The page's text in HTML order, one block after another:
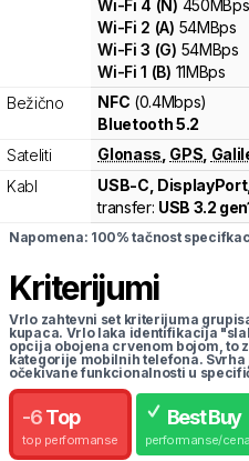
Wi-Fi 4 (N ) 450MBps
Wi-Fi 2 (A) 54MBps
Wi-Fi3 (G) 54MBps
Wi-Fi1 (B) 11MBps
Bežično
NFC (0.4Mbps)
Bluetooth 5.2
Sateliti
Glonass GPS
Kabl
USB-C, DisplayPort
transfer: USB 3.2
Napomena: 100% tačnost
Kriterijumi
Vrlo zahtevni set kriterijuma
kupaca. Vrlo laka identifikacija
opcija obojena crvenom bojom, to
kategorije mobilnih telefona. Svrha
očekivane funkcionalnosti u
-6 Top
top performanse
Best Buy
performanse/cena